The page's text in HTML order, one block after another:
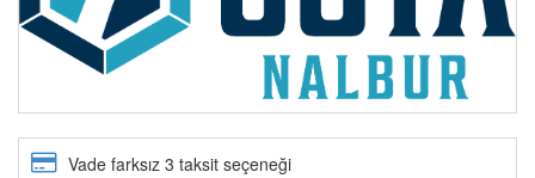
Vade farksız 3 taksit seçeneği